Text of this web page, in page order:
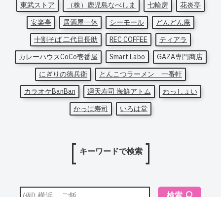
東武ストア
（株）鹿児島なべしま 七輪房
花炎亭
安楽亭
居酒屋一休 シーモール
どんどん庵
十割そば 二代目長助
REC COFFEE
ティアラ
カレーハウスCoCo壱番屋
Smart Labo
GAZA専門商店
にぎりの徳兵衛
とんこつラーメン 一番軒
カラオケBanBan
廻天寿司 海鮮アトム
わっしょい
かっぱ寿司
いろは堂
キーワードで検索